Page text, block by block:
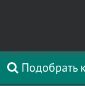
Подобрать